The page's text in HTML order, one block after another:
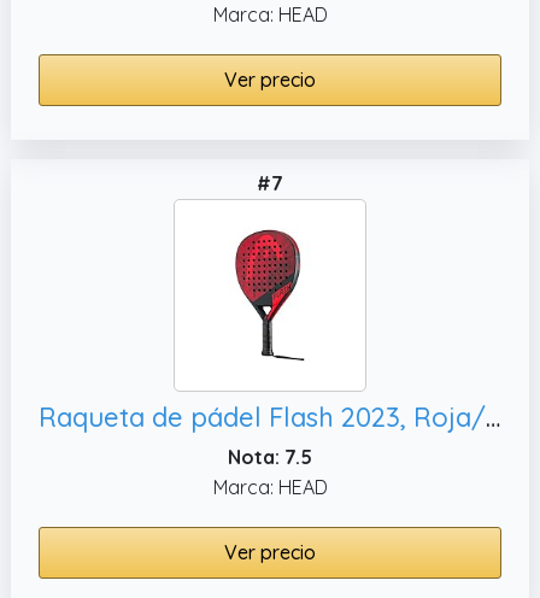
Marca: HEAD
Ver precio
#7
Raqueta de pádel Flash 2023, Roja/Negra
Nota: 7.5
Marca: HEAD
Ver precio